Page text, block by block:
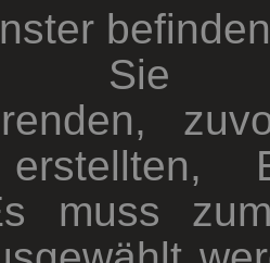
muss